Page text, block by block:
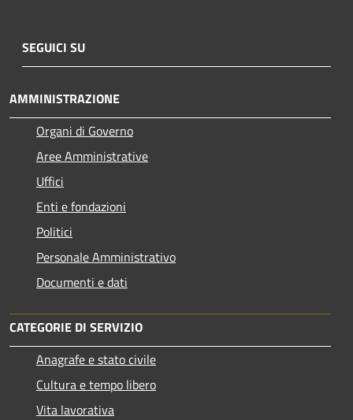
SEGUICI SU
AMMINISTRAZIONE
Organi di Governo
Aree Amministrative
Uffici
Enti e fondazioni
Politici
Personale Amministrativo
Documenti e dati
CATEGORIE DI SERVIZIO
Anagrafe e stato civile
Cultura e tempo libero
Vita lavorativa